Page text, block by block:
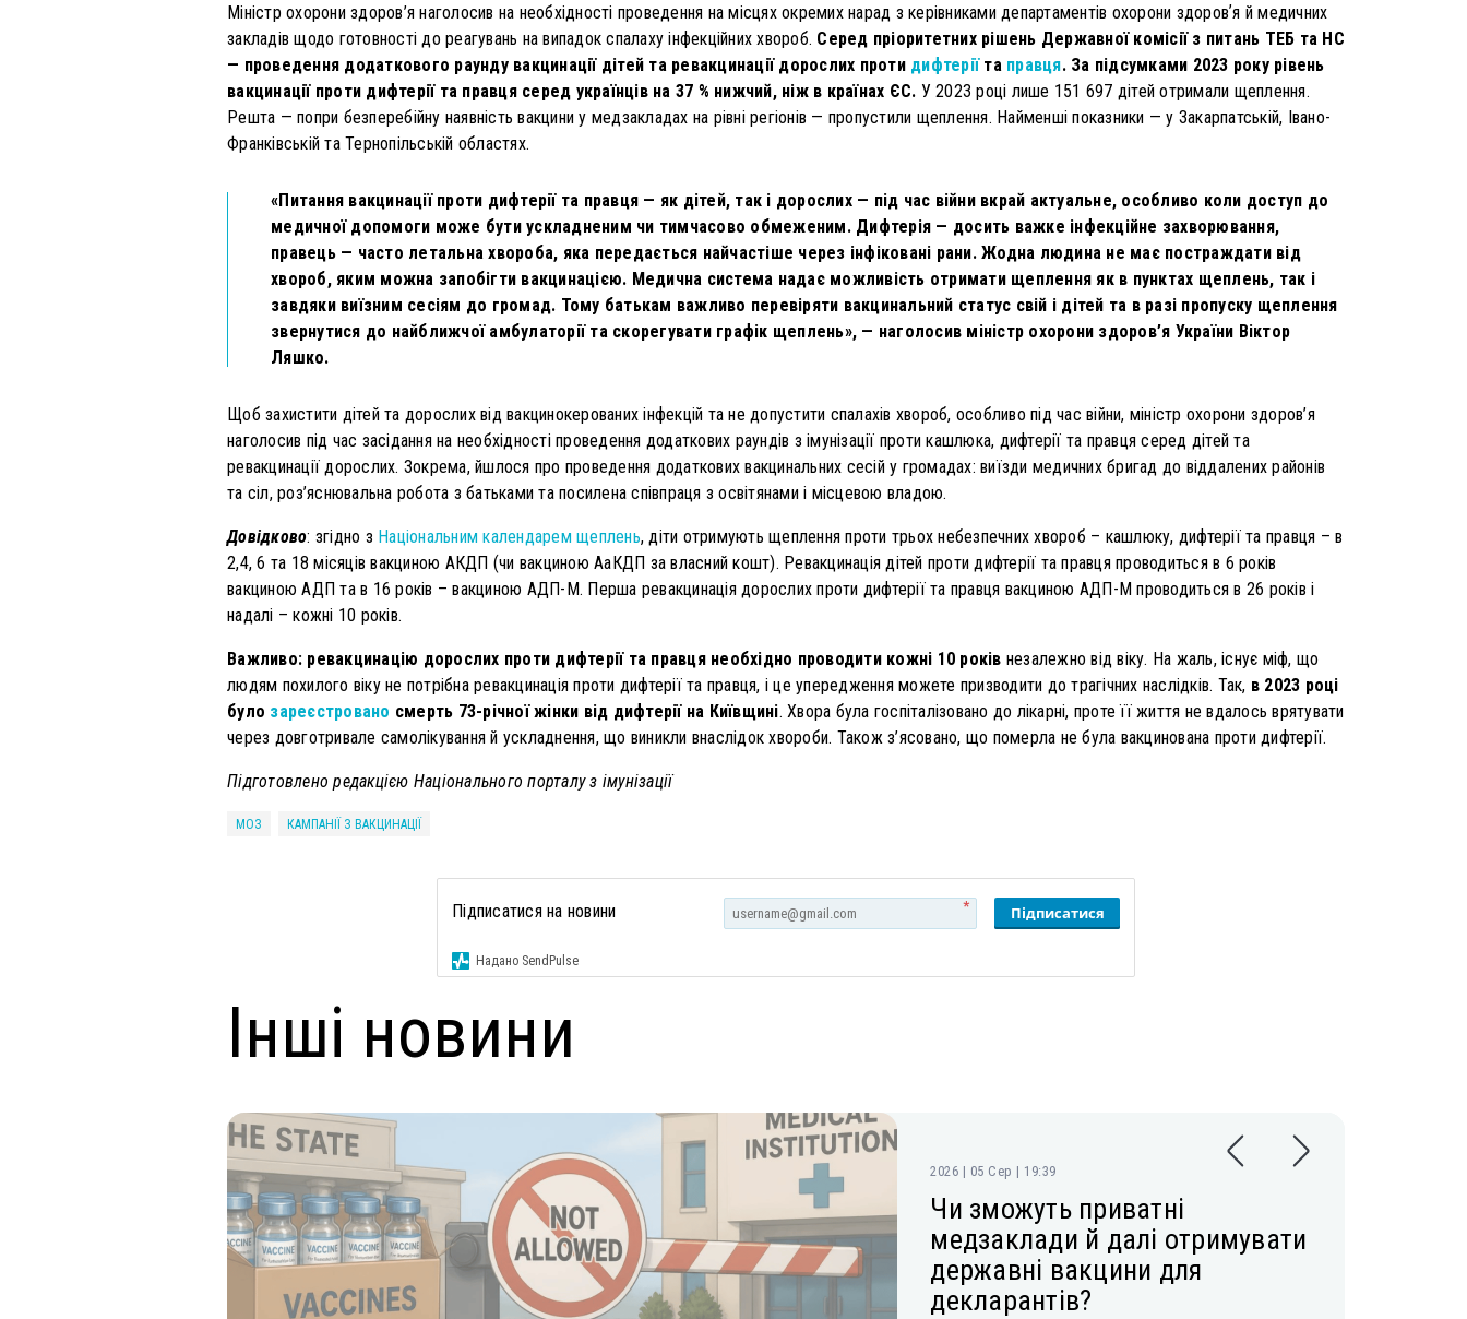
Міністр охорони здоров’я наголосив на необхідності проведення на місцях окремих нарад з керівниками департаментів охорони здоровʼя й медичних
закладів щодо готовності до реагувань на випадок спалаху інфекційних хвороб. Серед пріоритетних рішень Державної комісії з питань ТЕБ та НС
— проведення додаткового раунду вакцинації дітей та ревакцинації дорослих проти дифтерії та правця. За підсумками 2023 року рівень
вакцинації проти дифтерії та правця серед українців на 37 % нижчий, ніж в країнах ЄС. У 2023 році лише 151 697 дітей отримали щеплення.
Решта — попри безперебійну наявність вакцини у медзакладах на рівні регіонів — пропустили щеплення. Найменші показники — у Закарпатській, Івано-
Франківській та Тернопільській областях.
«Питання вакцинації проти дифтерії та правця — як дітей, так і дорослих — під час війни вкрай актуальне, особливо коли доступ до
медичної допомоги може бути ускладненим чи тимчасово обмеженим. Дифтерія — досить важке інфекційне захворювання,
правець — часто летальна хвороба, яка передається найчастіше через інфіковані рани. Жодна людина не має постраждати від
хвороб, яким можна запобігти вакцинацією. Медична система надає можливість отримати щеплення як в пунктах щеплень, так і
завдяки виїзним сесіям до громад. Тому батькам важливо перевіряти вакцинальний статус свій і дітей та в разі пропуску щеплення
звернутися до найближчої амбулаторії та скорегувати графік щеплень», — наголосив міністр охорони здоров’я України Віктор
Ляшко.
Щоб захистити дітей та дорослих від вакцинокерованих інфекцій та не допустити спалахів хвороб, особливо під час війни, міністр охорони здоров’я
наголосив під час засідання на необхідності проведення додаткових раундів з імунізації проти кашлюка, дифтерії та правця серед дітей та
ревакцинації дорослих. Зокрема, йшлося про проведення додаткових вакцинальних сесій у громадах: виїзди медичних бригад до віддалених районів
та сіл, роз’яснювальна робота з батьками та посилена співпраця з освітянами і місцевою владою.
Довідково: згідно з Національним календарем щеплень, діти отримують щеплення проти трьох небезпечних хвороб – кашлюку, дифтерії та правця – в
2,4, 6 та 18 місяців вакциною АКДП (чи вакциною АаКДП за власний кошт). Ревакцинація дітей проти дифтерії та правця проводиться в 6 років
вакциною АДП та в 16 років – вакциною АДП-М. Перша ревакцинація дорослих проти дифтерії та правця вакциною АДП-М проводиться в 26 років і
надалі – кожні 10 років.
Важливо: ревакцинацію дорослих проти дифтерії та правця необхідно проводити кожні 10 років незалежно від віку. На жаль, існує міф, що
людям похилого віку не потрібна ревакцинація проти дифтерії та правця, і це упередження можете призводити до трагічних наслідків. Так, в 2023 році
було зареєстровано смерть 73-річної жінки від дифтерії на Київщині. Хвора була госпіталізовано до лікарні, проте її життя не вдалось врятувати
через довготривале самолікування й ускладнення, що виникли внаслідок хвороби. Також з’ясовано, що померла не була вакцинована проти дифтерії.
Підготовлено редакцією Національного порталу з імунізації
МОЗ КАМПАНІЇ З ВАКЦИНАЦІЇ
Підписатися на новини * Підписатися
Надано SendPulse
Інші новини
2026 | 05 Сер | 19:39
Чи зможуть приватні
медзаклади й далі отримувати
державні вакцини для
декларантів?